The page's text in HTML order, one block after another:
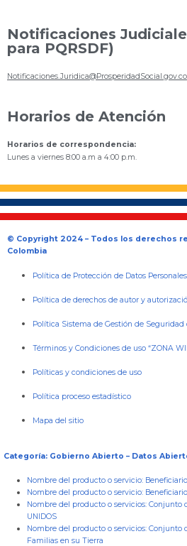
Notificaciones
para PQRSDF)
Notificaciones.Juridica@ProsperidadSocial.gov.co
Horarios de Atención
Horarios de correspondencia:
Lunes a viernes 8:00 a.m a 4:00 p.m.
© Copyright 2024 – Todos los derechos
Colombia
Política de Protección de Datos Personales
Política de derechos de autor y
Política Sistema de Gestión de
Términos y Condiciones de uso “ZONA
Políticas y condiciones de uso
Política proceso estadístico
Mapa del sitio
Categoría: Gobierno Abierto – Datos
Nombre del producto o servicio:
Nombre del producto o servicio:
Nombre del producto o servicios: Conjunto
UNIDOS
Nombre del producto o servicios: Conjunto
Familias en su Tierra